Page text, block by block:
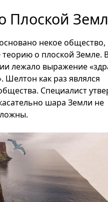
Плоской
некое общество,
о плоской Земле.
лежало выражение
как раз являлся
Специалист
шара Земли не